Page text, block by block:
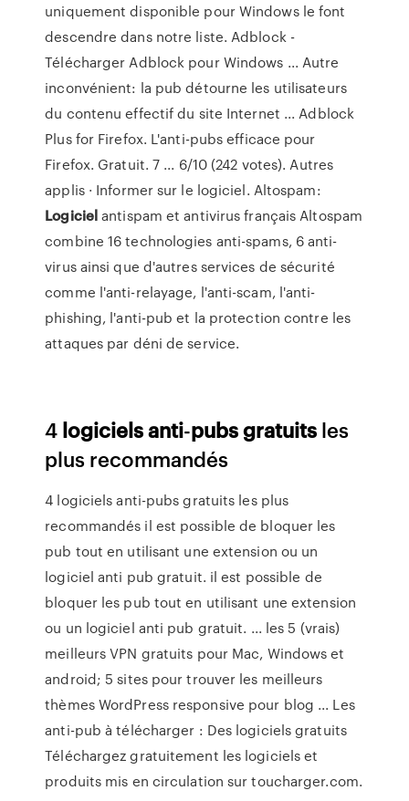
uniquement disponible pour Windows le font
descendre dans notre liste. Adblock -
Télécharger Adblock pour Windows ... Autre
inconvénient: la pub détourne les utilisateurs
du contenu effectif du site Internet ... Adblock
Plus for Firefox. L'anti-pubs efficace pour
Firefox. Gratuit. 7 ... 6/10 (242 votes). Autres
applis · Informer sur le logiciel. Altospam:
Logicielantispam et antivirus françaisAltospam
combine 16 technologies anti-spams, 6 anti-
virus ainsi que d'autres services de sécurité
comme l'anti-relayage, l'anti-scam, l'anti-
phishing, l'anti-pub et la protection contre les
attaques par déni de service.
4 logicielsanti-pubsgratuits les
plus recommandés
4 logiciels anti-pubs gratuits les plus
recommandés il est possible de bloquer les
pub tout en utilisant une extension ou un
logiciel anti pub gratuit. il est possible de
bloquer les pub tout en utilisant une extension
ou un logiciel anti pub gratuit. ... les 5 (vrais)
meilleurs VPN gratuits pour Mac, Windows et
android; 5 sites pour trouver les meilleurs
thèmes WordPress responsive pour blog ... Les
anti-pub à télécharger : Des logiciels gratuits
Téléchargez gratuitement les logiciels et
produits mis en circulation sur toucharger.com.